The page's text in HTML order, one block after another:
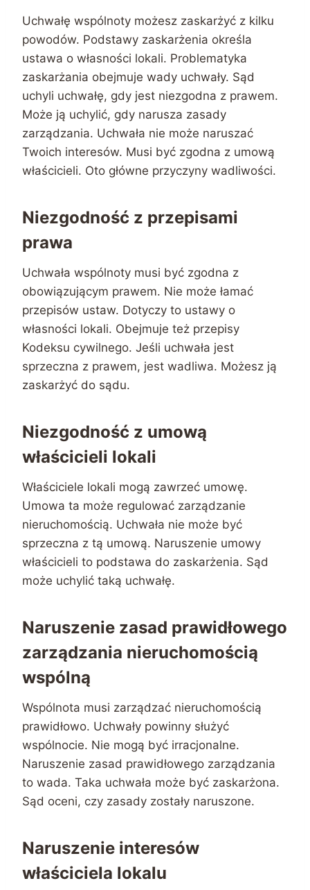
Uchwałę wspólnoty możesz zaskarżyć z kilku
powodów. Podstawy zaskarżenia określa
ustawa o własności lokali. Problematyka
zaskarżania obejmuje wady uchwały. Sąd
uchyli uchwałę, gdy jest niezgodna z prawem.
Może ją uchylić, gdy narusza zasady
zarządzania. Uchwała nie może naruszać
Twoich interesów. Musi być zgodna z umową
właścicieli. Oto główne przyczyny wadliwości.
Niezgodność z przepisami
prawa
Uchwała wspólnoty musi być zgodna z
obowiązującym prawem. Nie może łamać
przepisów ustaw. Dotyczy to ustawy o
własności lokali. Obejmuje też przepisy
Kodeksu cywilnego. Jeśli uchwała jest
sprzeczna z prawem, jest wadliwa. Możesz ją
zaskarżyć do sądu.
Niezgodność z umową
właścicieli lokali
Właściciele lokali mogą zawrzeć umowę.
Umowa ta może regulować zarządzanie
nieruchomością. Uchwała nie może być
sprzeczna z tą umową. Naruszenie umowy
właścicieli to podstawa do zaskarżenia. Sąd
może uchylić taką uchwałę.
Naruszenie zasad prawidłowego
zarządzania nieruchomością
wspólną
Wspólnota musi zarządzać nieruchomością
prawidłowo. Uchwały powinny służyć
wspólnocie. Nie mogą być irracjonalne.
Naruszenie zasad prawidłowego zarządzania
to wada. Taka uchwała może być zaskarżona.
Sąd oceni, czy zasady zostały naruszone.
Naruszenie interesów
właściciela lokalu